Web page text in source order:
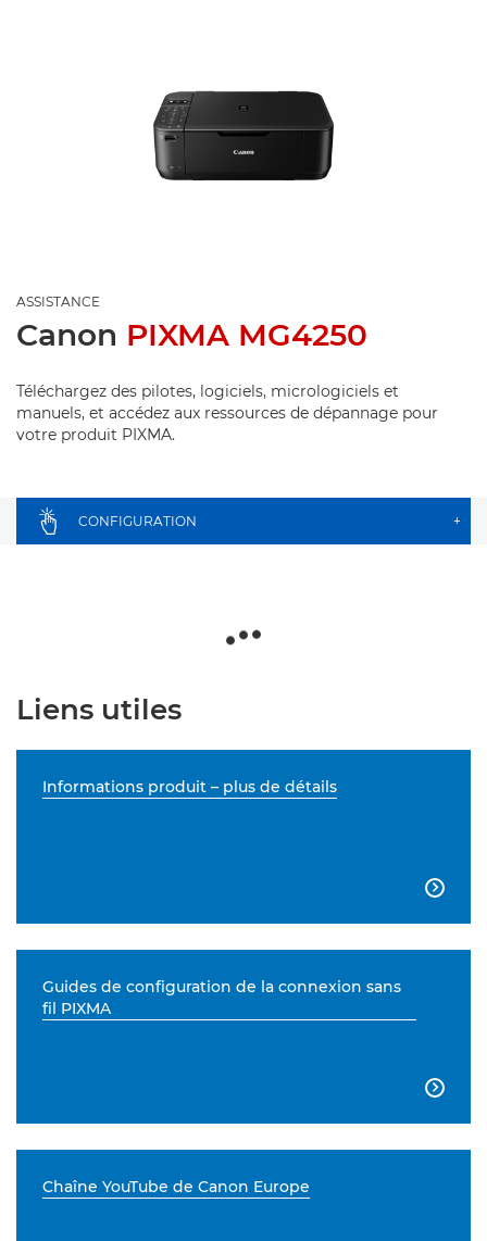
ASSISTANCE
Canon PIXMA MG4250
Téléchargez des pilotes, logiciels, micrologiciels et
manuels, et accédez aux ressources de dépannage pour
votre produit PIXMA.
CONFIGURATION +
Liens utiles
Informations produit – plus de détails

Guides de configuration de la connexion sans
fil PIXMA

Chaîne YouTube de Canon Europe